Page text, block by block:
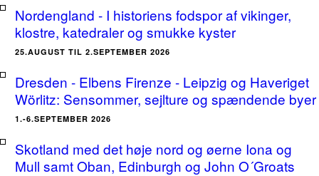
Nordengland - I historiens fodspor af vikinger,
klostre, katedraler og smukke kyster
25.AUGUST TIL 2.SEPTEMBER 2026
Dresden - Elbens Firenze - Leipzig og Haveriget
Wörlitz: Sensommer, sejlture og spændende byer
1.-6.SEPTEMBER 2026
Skotland med det høje nord og øerne Iona og
Mull samt Oban, Edinburgh og John O´Groats